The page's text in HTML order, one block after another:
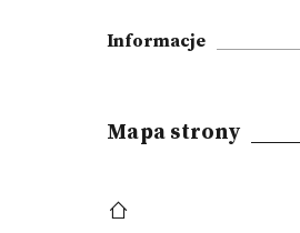
Informacje
Mapa strony